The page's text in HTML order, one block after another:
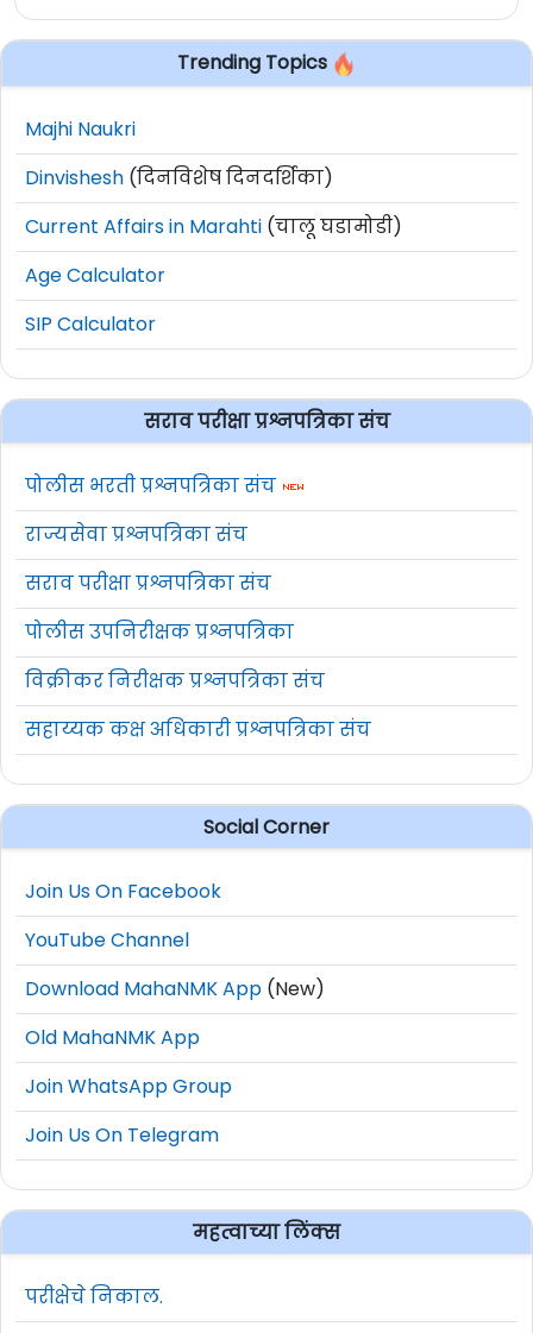
Trending Topics
Majhi Naukri
Dinvishesh (दिनविशेष दिनदर्शिका)
Current Affairs in Marahti (चालू घडामोडी)
Age Calculator
SIP Calculator
सराव परीक्षा प्रश्नपत्रिका संच
पोलीस भरती प्रश्नपत्रिका संच
राज्यसेवा प्रश्नपत्रिका संच
सराव परीक्षा प्रश्नपत्रिका संच
पोलीस उपनिरीक्षक प्रश्नपत्रिका
विक्रीकर निरीक्षक प्रश्नपत्रिका संच
सहाय्यक कक्ष अधिकारी प्रश्नपत्रिका संच
Social Corner
Join Us On Facebook
YouTube Channel
Download MahaNMK App (New)
Old MahaNMK App
Join WhatsApp Group
Join Us On Telegram
महत्वाच्या लिंक्स
परीक्षेचे निकाल.